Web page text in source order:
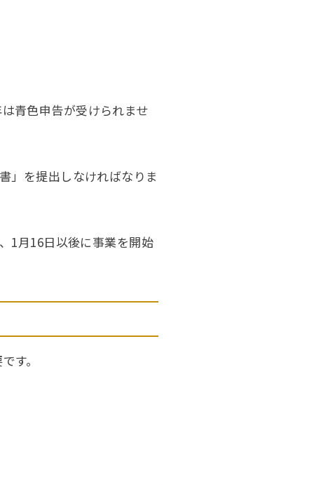
青色申告が受けられませ
」を提出しなければなりま
1月16日以後に事業を開始
す。